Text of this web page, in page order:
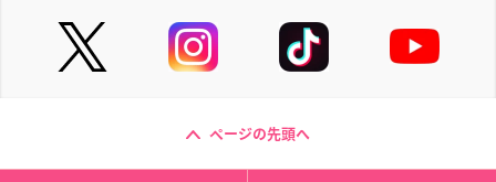
ページの先頭へ